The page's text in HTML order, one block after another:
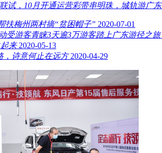
试，10月开通运营彩带串明珠，城轨游广东
扶梅州两村摘“贫困帽子” 2020-07-01
受游客青睐3天逾3万游客踏上广东游径之旅
来 2020-05-13
，诗意何止在远方 2020-04-29